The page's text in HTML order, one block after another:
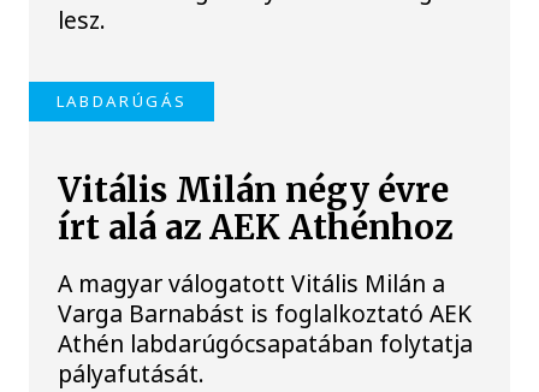
lesz.
LABDARÚGÁS
Vitális Milán négy évre
írt alá az AEK Athénhoz
A magyar válogatott Vitális Milán a
Varga Barnabást is foglalkoztató AEK
Athén labdarúgócsapatában folytatja
pályafutását.